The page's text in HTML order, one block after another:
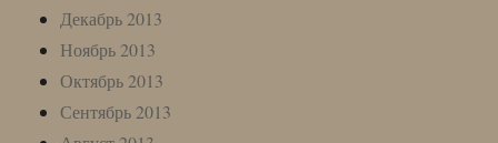
Декабрь 2013
Ноябрь 2013
Октябрь 2013
Сентябрь 2013